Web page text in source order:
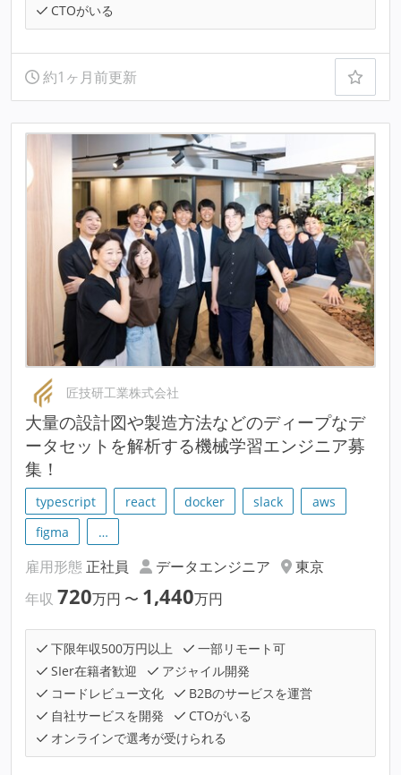
CTOがいる
約1ヶ月前更新
匠技研工業株式会社
大量の設計図や製造方法などのディープなデ
ータセットを解析する機械学習エンジニア募
集！
typescript react docker slack
aws
figma
…
雇用形態 正社員 データエンジニア
東京
年収 720万円 〜 1,440万円
下限年収500万円以上
一部リモート可
SIer在籍者歓迎
アジャイル開発
コードレビュー文化
B2Bのサービスを運営
自社サービスを開発
CTOがいる
オンラインで選考が受けられる